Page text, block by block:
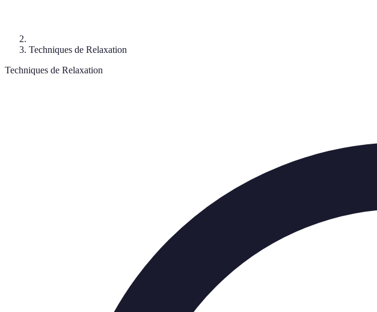
Techniques de Relaxation
Techniques de Relaxation